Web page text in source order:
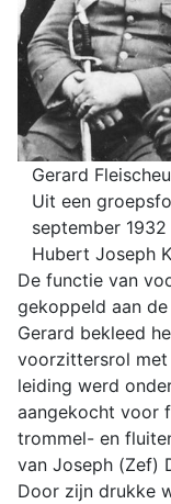
Gerard
Uit een
september
Hubert Joseph
De functie van
gekoppeld aan
Gerard bekleed
voorzittersrol met
leiding werd
aangekocht voor
trommel- en
van Joseph (Zef)
Door zijn drukke